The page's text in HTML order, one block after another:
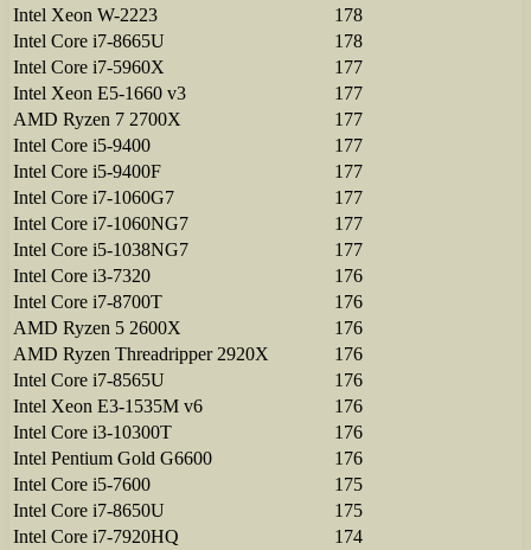
Intel Xeon W-2223
178
Intel Core i7-8665U
178
Intel Core i7-5960X
177
Intel Xeon E5-1660 v3
177
AMD Ryzen 7 2700X
177
Intel Core i5-9400
177
Intel Core i5-9400F
177
Intel Core i7-1060G7
177
Intel Core i7-1060NG7
177
Intel Core i5-1038NG7
177
Intel Core i3-7320
176
Intel Core i7-8700T
176
AMD Ryzen 5 2600X
176
AMD Ryzen Threadripper 2920X
176
Intel Core i7-8565U
176
Intel Xeon E3-1535M v6
176
Intel Core i3-10300T
176
Intel Pentium Gold G6600
176
Intel Core i5-7600
175
Intel Core i7-8650U
175
Intel Core i7-7920HQ
174